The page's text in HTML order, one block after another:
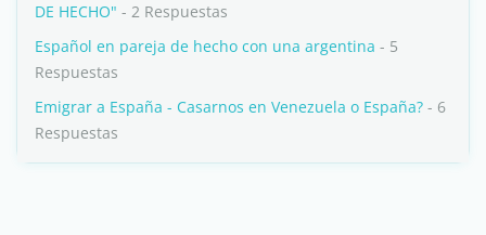
DE HECHO" - 2 Respuestas
Español en pareja de hecho con una argentina - 5
Respuestas
Emigrar a España - Casarnos en Venezuela o España? - 6
Respuestas